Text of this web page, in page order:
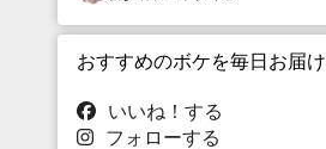
おすすめのボケを毎日お届け
いいね！する
フォローする